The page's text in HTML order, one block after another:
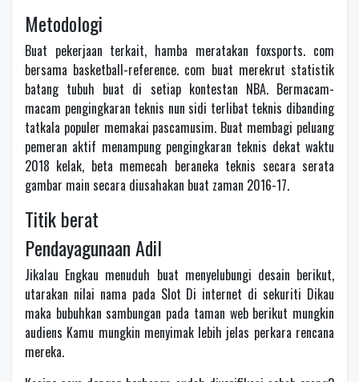
Metodologi
Buat pekerjaan terkait, hamba meratakan foxsports. com
bersama basketball-reference. com buat merekrut statistik
batang tubuh buat di setiap kontestan NBA. Bermacam-
macam pengingkaran teknis nun sidi terlibat teknis dibanding
tatkala populer memakai pascamusim. Buat membagi peluang
pemeran aktif menampung pengingkaran teknis dekat waktu
2018 kelak, beta memecah beraneka teknis secara serata
gambar main secara diusahakan buat zaman 2016-17.
Titik berat
Pendayagunaan Adil
Jikalau Engkau menuduh buat menyelubungi desain berikut,
utarakan nilai nama pada Slot Di internet di sekuriti Dikau
maka bubuhkan sambungan pada taman web berikut mungkin
audiens Kamu mungkin menyimak lebih jelas perkara rencana
mereka.